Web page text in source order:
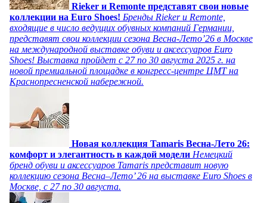
Rieker и Remonte представят свои новые
коллекции на Euro Shoes! Бренды Rieker и Remonte,
входящие в число ведущих обувных компаний Германии,
представят свои коллекции сезона Весна-Лето’26 в Москве
на международной выставке обуви и аксессуаров Euro
Shoes! Выставка пройдет c 27 по 30 августа 2025 г. на
новой премиальной площадке в конгресс-центре ЦМТ на
Краснопресненской набережной.
Новая коллекция Tamaris Весна-Лето 26:
комфорт и элегантность в каждой модели Немецкий
бренд обуви и аксессуаров Tamaris представит новую
коллекцию сезона Весна–Лето’ 26 на выставке Euro Shoes в
Москве, с 27 по 30 августа.